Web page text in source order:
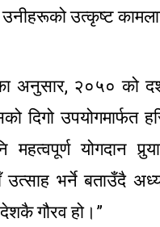
उत्कृष्ट
अनुसार, २०५० को
दिगो
महत्वपूर्ण
उत्साह भर्ने बताउँदै
गौरव हो।”